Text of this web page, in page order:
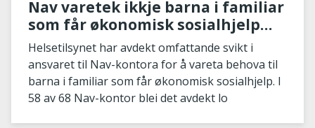
Nav varetek ikkje barna i familiar
som får økonomisk sosialhjelp
godt nok
Helsetilsynet har avdekt omfattande svikt i
ansvaret til Nav-kontora for å vareta behova til
barna i familiar som får økonomisk sosialhjelp. I
58 av 68 Nav-kontor blei det avdekt lo